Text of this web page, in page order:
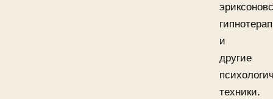
и
другие
техники.